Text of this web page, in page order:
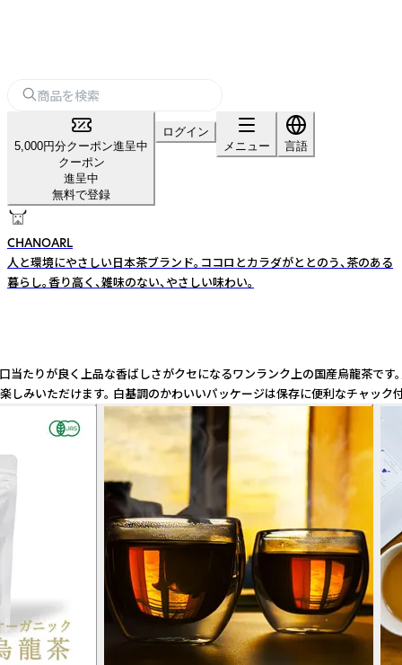
5,000円分クーポン進呈中
クーポン
進呈中
無料で登録
ログイン
メニュー
言語
CHANOARL
人と環境にやさしい日本茶ブランド。ココロとカラダがととのう、茶のある
暮らし。香り高く、雑味のない、やさしい味わい。
が良く上品な香ばしさがクセになるワンランク上の国産烏龍茶
いただけます。 白基調のかわいいパッケージは保存に便利なチャッ